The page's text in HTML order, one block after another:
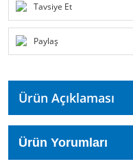
Tavsiye Et
Paylaş
Ürün Açıklaması
Ürün Yorumları